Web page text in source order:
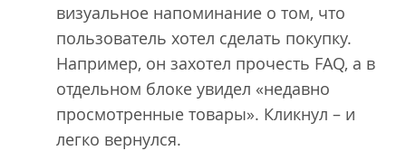
визуальное напоминание о том, что
пользователь хотел сделать покупку.
Например, он захотел прочесть FAQ, а в
отдельном блоке увидел «недавно
просмотренные товары». Кликнул – и
легко вернулся.